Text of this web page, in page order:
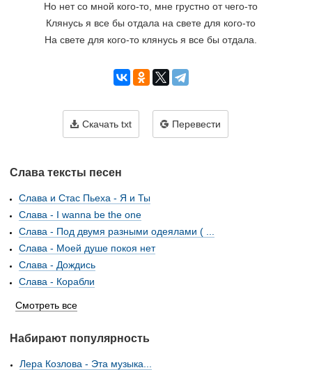
Но нет со мной кого-то, мне грустно от чего-то
Клянусь я все бы отдала на свете для кого-то
На свете для кого-то клянусь я все бы отдала.
Скачать txt Перевести
Слава тексты песен
Слава и Стас Пьеха - Я и Ты
Слава - I wanna be the one
Слава - Под двумя разными одеялами ( ...
Слава - Моей душе покоя нет
Слава - Дождись
Слава - Корабли
Смотреть все
Набирают популярность
Лера Козлова - Эта музыка...